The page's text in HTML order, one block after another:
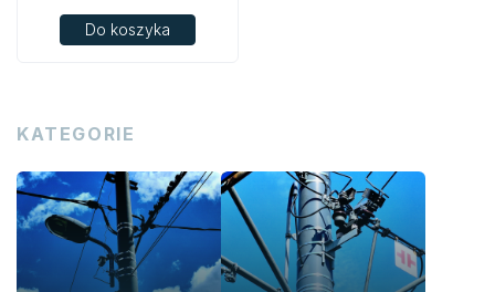
Do koszyka
KATEGORIE